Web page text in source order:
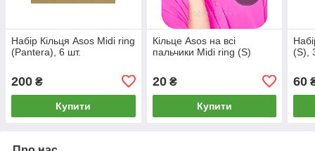
Набір Кільця Asos Midi ring
(Pantera), 6 шт.
200 ₴
Купити
Кільце Asos на всі
пальчики Midi ring (S)
20₴
Купити
(S),
60